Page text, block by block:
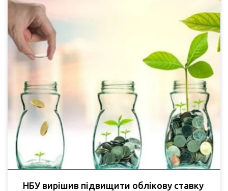
НБУ вирішив підвищити облікову ставку